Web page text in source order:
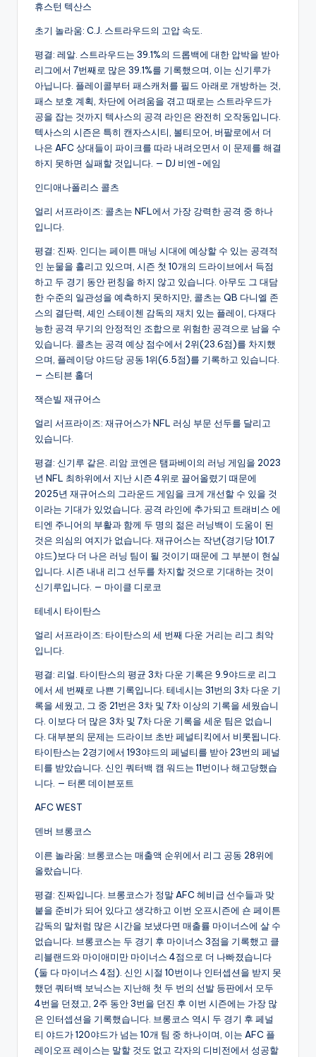
휴스턴 텍산스
초기 놀라움: C.J. 스트라우드의 고압 속도.
평결: 레알. 스트라우드는 39.1%의 드롭백에 대한 압박을 받아
리그에서 7번째로 많은 39.1%를 기록했으며, 이는 신기루가
아닙니다. 플레이콜부터 패스캐처를 필드 아래로 개방하는 것,
패스 보호 계획, 차단에 어려움을 겪고 때로는 스트라우드가
공을 잡는 것까지 텍사스의 공격 라인은 완전히 오작동입니다.
텍사스의 시즌은 특히 캔자스시티, 볼티모어, 버팔로에서 더
나은 AFC 상대들이 파이크를 따라 내려오면서 이 문제를 해결
하지 못하면 실패할 것입니다. — DJ 비엔-에임
인디애나폴리스 콜츠
얼리 서프라이즈: 콜츠는 NFL에서 가장 강력한 공격 중 하나
입니다.
평결: 진짜. 인디는 페이튼 매닝 시대에 예상할 수 있는 공격적
인 눈물을 흘리고 있으며, 시즌 첫 10개의 드라이브에서 득점
하고 두 경기 동안 펀칭을 하지 않고 있습니다. 아무도 그 대담
한 수준의 일관성을 예측하지 못하지만, 콜츠는 QB 다니엘 존
스의 결단력, 셰인 스테이첸 감독의 재치 있는 플레이, 다재다
능한 공격 무기의 안정적인 조합으로 위험한 공격으로 남을 수
있습니다. 콜츠는 공격 예상 점수에서 2위(23.6점)를 차지했
으며, 플레이당 야드당 공동 1위(6.5점)를 기록하고 있습니다.
— 스티븐 홀더
잭슨빌 재규어스
얼리 서프라이즈: 재규어스가 NFL 러싱 부문 선두를 달리고
있습니다.
평결: 신기루 같은. 리암 코엔은 탬파베이의 러닝 게임을 2023
년 NFL 최하위에서 지난 시즌 4위로 끌어올렸기 때문에
2025년 재규어스의 그라운드 게임을 크게 개선할 수 있을 것
이라는 기대가 있었습니다. 공격 라인에 추가되고 트래비스 에
티엔 주니어의 부활과 함께 두 명의 젊은 러닝백이 도움이 된
것은 의심의 여지가 없습니다. 재규어스는 작년(경기당 101.7
야드)보다 더 나은 러닝 팀이 될 것이기 때문에 그 부분이 현실
입니다. 시즌 내내 리그 선두를 차지할 것으로 기대하는 것이
신기루입니다. — 마이클 디로코
테네시 타이탄스
얼리 서프라이즈: 타이탄스의 세 번째 다운 거리는 리그 최악
입니다.
평결: 리얼. 타이탄스의 평균 3차 다운 기록은 9.9야드로 리그
에서 세 번째로 나쁜 기록입니다. 테네시는 31번의 3차 다운 기
록을 세웠고, 그 중 21번은 3차 및 7차 이상의 기록을 세웠습니
다. 이보다 더 많은 3차 및 7차 다운 기록을 세운 팀은 없습니
다. 대부분의 문제는 드라이브 초반 페널티킥에서 비롯됩니다.
타이탄스는 2경기에서 193야드의 페널티를 받아 23번의 페널
티를 받았습니다. 신인 쿼터백 캠 워드는 11번이나 해고당했습
니다. — 터론 데이븐포트
AFC WEST
덴버 브롱코스
이른 놀라움: 브롱코스는 매출액 순위에서 리그 공동 28위에
올랐습니다.
평결: 진짜입니다. 브롱코스가 정말 AFC 헤비급 선수들과 맞
붙을 준비가 되어 있다고 생각하고 이번 오프시즌에 숀 페이튼
감독의 말처럼 많은 시간을 보냈다면 매출률 마이너스에 살 수
없습니다. 브롱코스는 두 경기 후 마이너스 3점을 기록했고 클
리블랜드와 마이애미만 마이너스 4점으로 더 나빠졌습니다
(둘 다 마이너스 4점). 신인 시절 10번이나 인터셉션을 받지 못
했던 쿼터백 보닉스는 지난해 첫 두 번의 선발 등판에서 모두
4번을 던졌고, 2주 동안 3번을 던진 후 이번 시즌에는 가장 많
은 인터셉션을 기록했습니다. 브롱코스 역시 두 경기 후 페널
티 야드가 120야드가 넘는 10개 팀 중 하나이며, 이는 AFC 플
레이오프 레이스는 말할 것도 없고 각자의 디비전에서 성공할